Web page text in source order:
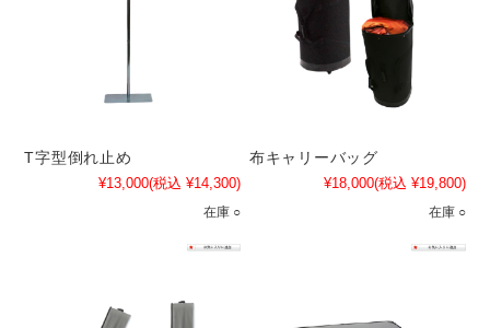
T字型倒れ止め
¥13,000(税込 ¥14,300)
在庫 ○
布キャリーバッグ
¥18,000(税込 ¥19,800)
在庫 ○